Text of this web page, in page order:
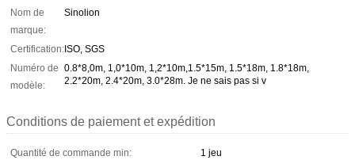
Nom de
marque:
Sinolion
Certification:ISO, SGS
Numéro de
modèle:
0.8*8,0m, 1,0*10m, 1,2*10m,1.5*15m, 1.5*18m, 1.8*18m,
2.2*20m, 2.4*20m, 3.0*28m. Je ne sais pas si v
Conditions de paiement et expédition
Quantité de commande min:
1 jeu